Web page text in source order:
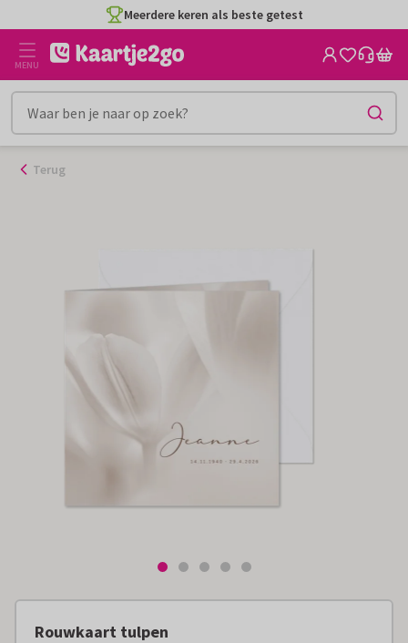
naar
inhoud
Meerdere keren als beste getest
MENU
Terug
Rouwkaart tulpen